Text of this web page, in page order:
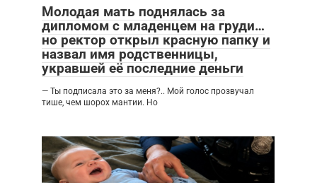
Молодая мать поднялась за
дипломом с младенцем на груди…
но ректор открыл красную папку и
назвал имя родственницы,
укравшей её последние деньги
— Ты подписала это за меня?.. Мой голос прозвучал
тише, чем шорох мантии. Но